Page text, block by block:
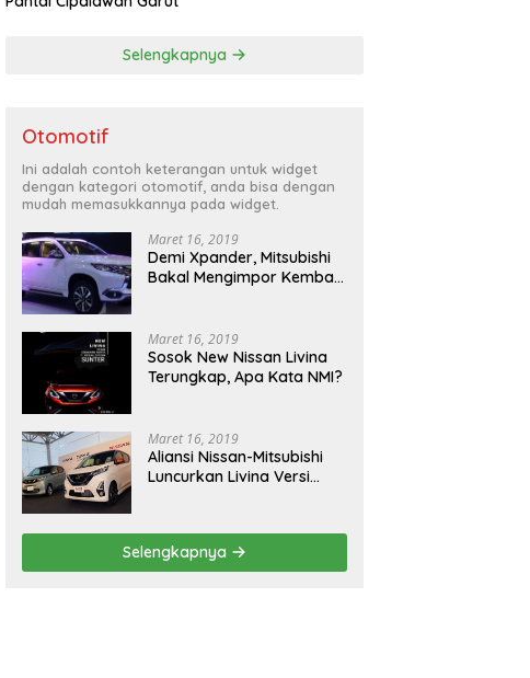
Selengkapnya
Otomotif
Ini adalah contoh keterangan untuk widget
dengan kategori otomotif, anda bisa dengan
mudah memasukkannya pada widget.
Maret 16, 2019
Demi Xpander, Mitsubishi
Bakal Mengimpor Kembali
Maret 16, 2019
Sosok New Nissan Livina
Terungkap, Apa Kata NMI?
Maret 16, 2019
Aliansi Nissan-Mitsubishi
Luncurkan Livina Versi
Selengkapnya